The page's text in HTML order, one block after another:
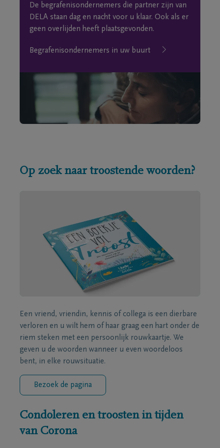
De begrafenisondernemers die partner zijn van
DELA staan dag en nacht voor u klaar. Ook als er
geen overlijden heeft plaatsgevonden.
Begrafenisondernemers in uw buurt
Op zoek naar troostende woorden?
Een vriend, vriendin, kennis of collega is een dierbare
verloren en u wilt hem of haar graag een hart onder de
riem steken met een persoonlijk rouwkaartje. We
geven u de woorden wanneer u even woordeloos
bent, in elke rouwsituatie.
Bezoek de pagina
Condoleren en troosten in tijden
van Corona